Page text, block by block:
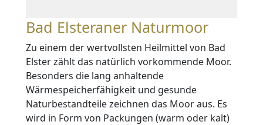
Bad Elsteraner Naturmoor
Zu einem der wertvollsten Heilmittel von Bad
Elster zählt das natürlich vorkommende Moor.
Besonders die lang anhaltende
Wärmespeicherfähigkeit und gesunde
Naturbestandteile zeichnen das Moor aus. Es
wird in Form von Packungen (warm oder kalt)